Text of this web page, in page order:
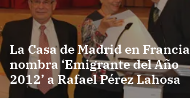
La Casa de Madrid en Francia
nombra ‘Emigrante del Año
2012’ a Rafael Pérez Lahosa